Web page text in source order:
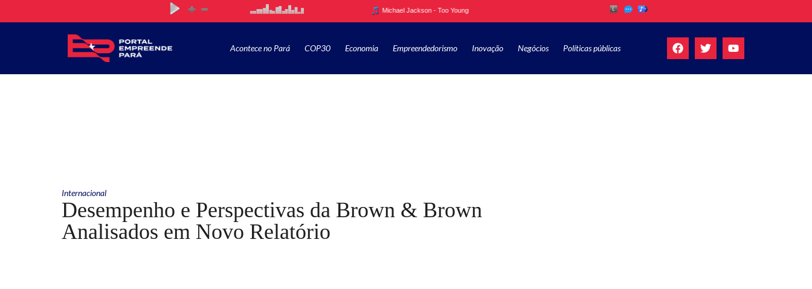
Acontece no Pará COP30 Economia Empreendedorismo Inovação Negócios Políticas públicas
Internacional
Desempenho e Perspectivas da Brown & Brown
Analisados em Novo Relatório